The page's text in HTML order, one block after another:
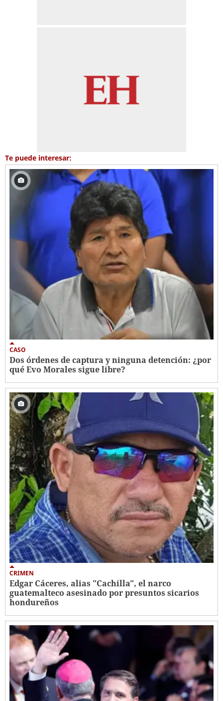
Te puede interesar:
CASO
Dos órdenes de captura y ninguna detención: ¿por
qué Evo Morales sigue libre?
CRIMEN
Edgar Cáceres, alias "Cachilla", el narco
guatemalteco asesinado por presuntos sicarios
hondureños